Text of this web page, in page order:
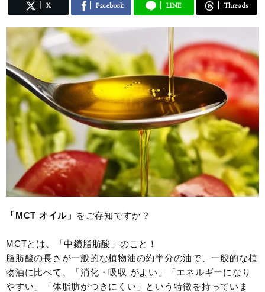
X Facebook LINE Threads
「MCT オイル」 をご存知ですか？
MCTとは、「中鎖脂肪酸」のこと！
脂肪酸の長さが一般的な植物油の約半分の油で、一般的な植
物油に比べて、「消化・吸収 がよい」「エネルギーになり
やすい」「体脂肪がつきにくい」という特徴を持っていま